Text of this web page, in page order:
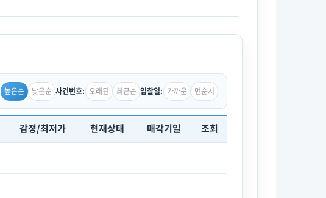
높은순 낮은순 사건번호: 오래된 최근순 입찰일: 가까운 먼순서
감정/최저가 현재상태 매각기일 조회